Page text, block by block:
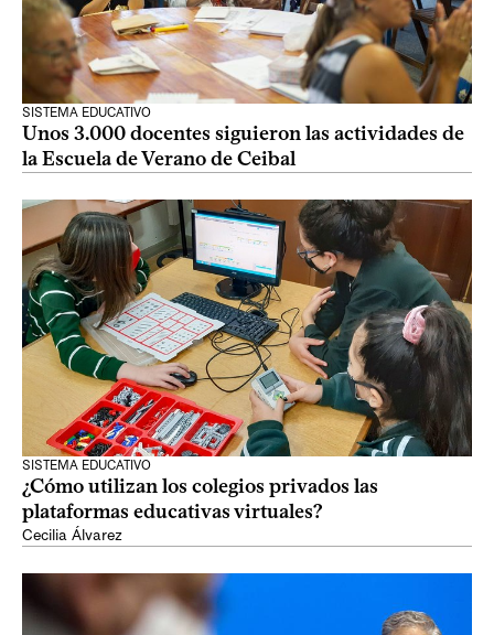
SISTEMA EDUCATIVO
Unos 3.000 docentes siguieron las actividades de
la Escuela de Verano de Ceibal
SISTEMA EDUCATIVO
¿Cómo utilizan los colegios privados las
plataformas educativas virtuales?
Cecilia Álvarez